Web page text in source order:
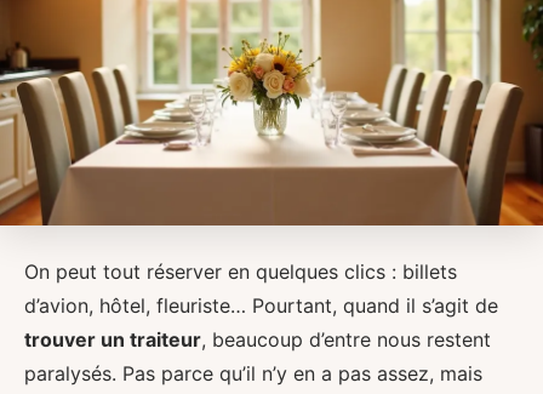
On peut tout réserver en quelques clics : billets
d’avion, hôtel, fleuriste… Pourtant, quand il s’agit de
trouver un traiteur, beaucoup d’entre nous restent
paralysés. Pas parce qu’il n’y en a pas assez, mais